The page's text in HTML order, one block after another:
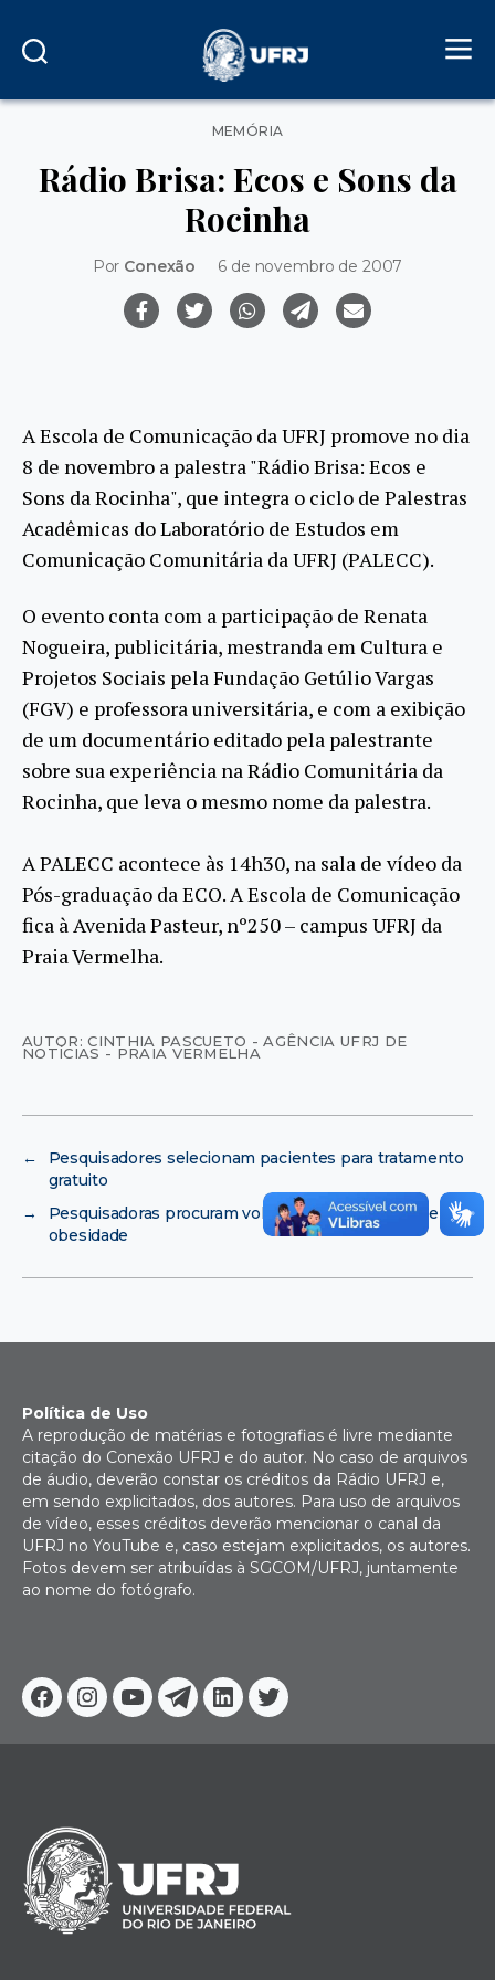
Categorias
MEMÓRIA
Rádio Brisa: Ecos e Sons da
Rocinha
Por Conexão 6 de novembro de 2007
A Escola de Comunicação da UFRJ promove no dia
8 de novembro a palestra "Rádio Brisa: Ecos e
Sons da Rocinha", que integra o ciclo de Palestras
Acadêmicas do Laboratório de Estudos em
Comunicação Comunitária da UFRJ (PALECC).
O evento conta com a participação de Renata
Nogueira, publicitária, mestranda em Cultura e
Projetos Sociais pela Fundação Getúlio Vargas
(FGV) e professora universitária, e com a exibição
de um documentário editado pela palestrante
sobre sua experiência na Rádio Comunitária da
Rocinha, que leva o mesmo nome da palestra.
A PALECC acontece às 14h30, na sala de vídeo da
Pós-graduação da ECO. A Escola de Comunicação
fica à Avenida Pasteur, nº250 – campus UFRJ da
Praia Vermelha.
AUTOR: CINTHIA PASCUETO - AGÊNCIA UFRJ DE
NOTÍCIAS - PRAIA VERMELHA
←
Pesquisadores selecionam pacientes para tratamento
gratuito
→
Pesquisadoras procuram voluntários para combate à
obesidade
Facebook
Instagram
YoutubeTelegram
Linkedin
Twitter
Política de Uso
A reprodução de matérias e fotografias é livre mediante
citação do Conexão UFRJ e do autor. No caso de arquivos
de áudio, deverão constar os créditos da Rádio UFRJ e,
em sendo explicitados, dos autores. Para uso de arquivos
de vídeo, esses créditos deverão mencionar o canal da
UFRJ no YouTube e, caso estejam explicitados, os autores.
Fotos devem ser atribuídas à SGCOM/UFRJ, juntamente
ao nome do fotógrafo.